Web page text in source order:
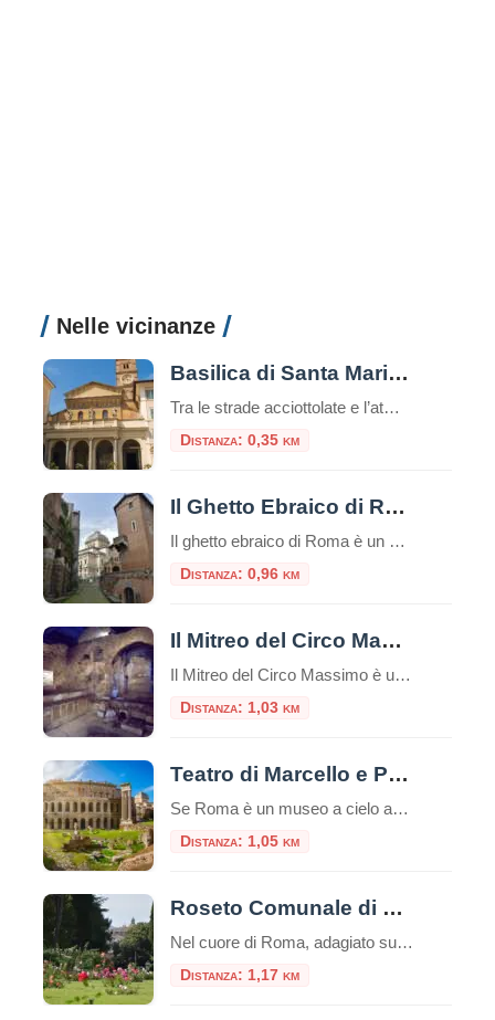
Nelle vicinanze
Basilica di Santa Maria in Trastevere
Tra le strade acciottolate e l’atmosfera bohémienne del quartiere Trastevere, sorge una delle più antiche e affascinanti chiese di Roma: la Basilica di Santa Maria in Trastevere. Un luogo che unisce spiritualità, storia e bellezza artistica in un unico colpo d’occhio. Un’antichità che affascina Secondo la tradizione, la basilica fu fondata nel III secolo d.C. […]
Distanza: 0,35 km
Il Ghetto Ebraico di Roma
Il ghetto ebraico di Roma è un piccolo quartiere delimitato dal Tevere da una parte e da Piazza Venezia dall’altra, è una zona ricca di storia e cultura e offre diverse attrazioni e luoghi da visitare e numerosi ristorantini tipici.Questo ghetto è stato uno dei primi ghetti istituiti in Europa e ha avuto un impatto […]
Distanza: 0,96 km
Il Mitreo del Circo Massimo
Il Mitreo del Circo Massimo è un sito archeologico situato a Roma, nei pressi del Circo Massimo, che rappresenta un antico santuario dedicato al culto di Mitra.Questo sito è una delle testimonianze più significative dell’antica religione del Mitraismo, una misteriosa religione orientale che si diffuse ampiamente nell’Impero Romano tra il I e il IV secolo […]
Distanza: 1,03 km
Teatro di Marcello e Portico di Ottavia
Se Roma è un museo a cielo aperto, l’area che comprende il Teatro di Marcello e il Portico di Ottavia ne è senza dubbio il padiglione più incredibile. Situati nel cuore del Rione Sant’Angelo, a due passi dal Ghetto Ebraico, questi due monumenti non sono semplici rovine: sono la dimostrazione vivente di come la Città […]
Distanza: 1,05 km
Roseto Comunale di Roma
Nel cuore di Roma, adagiato sulle dolci pendici del colle Aventino, si nasconde un gioiello di rara bellezza: il Roseto Comunale. Lontano dal trambusto del centro, questo incantevole giardino offre una vista mozzafiato che spazia dal Circo Massimo ai resti del Palatino, regalando un’esperienza sensoriale unica tra i profumi e i colori di oltre mille […]
Distanza: 1,17 km